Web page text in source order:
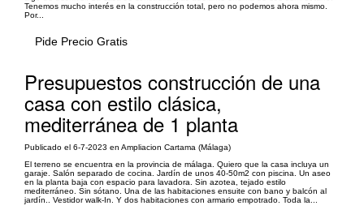
Tenemos mucho interés en la construcción total, pero no podemos ahora mismo.
Por...
Pide Precio Gratis
Presupuestos construcción de una
casa con estilo clásica,
mediterránea de 1 planta
Publicado el 6-7-2023 en Ampliacion Cartama (Málaga)
El terreno se encuentra en la provincia de málaga. Quiero que la casa incluya un
garaje. Salón separado de cocina. Jardín de unos 40-50m2 con piscina. Un aseo
en la planta baja con espacio para lavadora. Sin azotea, tejado estilo
mediterráneo. Sin sótano. Una de las habitaciones ensuite con bano y balcón al
jardín.. Vestidor walk-In. Y dos habitaciones con armario empotrado. Toda la...